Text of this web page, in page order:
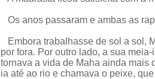
Os anos passaram e ambas as
Embora trabalhasse de sol a sol,
por fora. Por outro lado, a sua
tornava a vida de Maha ainda mais
ia até ao rio e chamava o peixe,